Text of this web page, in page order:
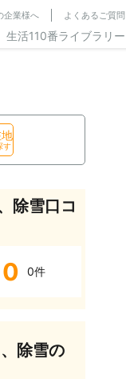
企業様へ よくあるご質問
生活110番ライブラリー
す
除雪口コ
0 0件
除雪の